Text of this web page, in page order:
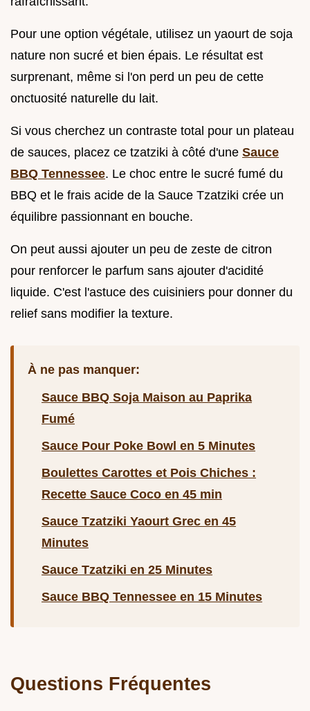
Pour une option végétale, utilisez un yaourt de soja
nature non sucré et bien épais. Le résultat est
surprenant, même si l'on perd un peu de cette
onctuosité naturelle du lait.
Si vous cherchez un contraste total pour un plateau
de sauces, placez ce tzatziki à côté d'une Sauce
BBQ Tennessee. Le choc entre le sucré fumé du
BBQ et le frais acide de la Sauce Tzatziki crée un
équilibre passionnant en bouche.
On peut aussi ajouter un peu de zeste de citron
pour renforcer le parfum sans ajouter d'acidité
liquide. C'est l'astuce des cuisiniers pour donner du
relief sans modifier la texture.
À ne pas manquer:
Sauce BBQ Soja Maison au Paprika
Fumé
Sauce Pour Poke Bowl en 5 Minutes
Boulettes Carottes et Pois Chiches :
Recette Sauce Coco en 45 min
Sauce Tzatziki Yaourt Grec en 45
Minutes
Sauce Tzatziki en 25 Minutes
Sauce BBQ Tennessee en 15 Minutes
Questions Fréquentes